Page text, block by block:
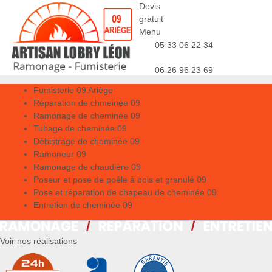
Devis
gratuit
Menu
05 33 06 22 34
06 26 96 23 69
Fumisterie 09 Ariège
Réparation de chmeinée 09
Ramonage de cheminée 09
Tubage de cheminée 09
Débistrage de cheminée 09
Ramoneur 09
Ramonage de chaudière 09
Poseur et pose de poêle à bois et granulé 09
Pose et réparation de chapeau de cheminée 09
Entretien de cheminée 09
Voir nos réalisations